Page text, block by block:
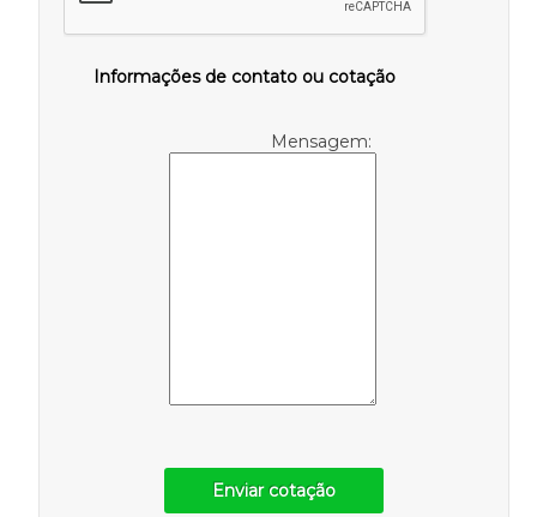
Informações de contato ou cotação
Mensagem:
Enviar cotação